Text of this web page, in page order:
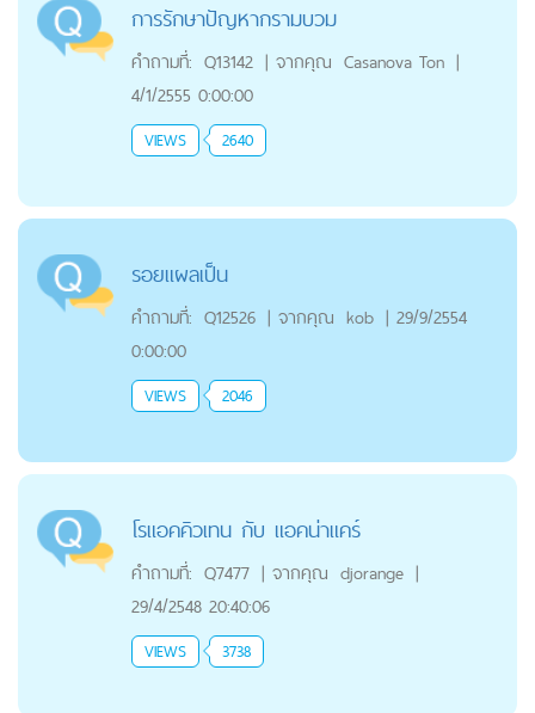
การรักษาปัญหากรามบวม
คำถามที่: Q13142 | จากคุณ Casanova Ton |
4/1/2555 0:00:00
VIEWS 2640
รอยแผลเป็น
คำถามที่: Q12526 | จากคุณ kob | 29/9/2554
0:00:00
VIEWS 2046
โรแอคคิวเทน กับ แอคน่าแคร์
คำถามที่: Q7477 | จากคุณ djorange |
29/4/2548 20:40:06
VIEWS 3738